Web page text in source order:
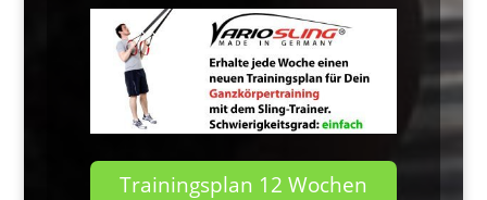
Trainingsplan 12 Wochen